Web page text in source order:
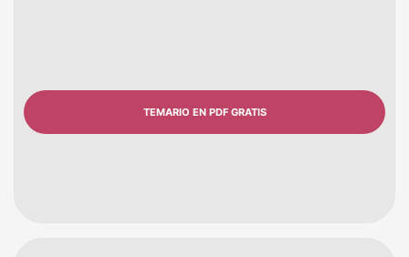
TEMARIO EN PDF GRATIS